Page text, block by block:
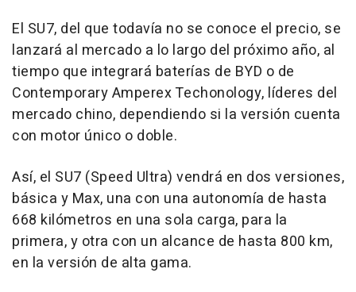
El SU7, del que todavía no se conoce el precio, se
lanzará al mercado a lo largo del próximo año, al
tiempo que integrará baterías de BYD o de
Contemporary Amperex Techonology, líderes del
mercado chino, dependiendo si la versión cuenta
con motor único o doble.
Así, el SU7 (Speed Ultra) vendrá en dos versiones,
básica y Max, una con una autonomía de hasta
668 kilómetros en una sola carga, para la
primera, y otra con un alcance de hasta 800 km,
en la versión de alta gama.